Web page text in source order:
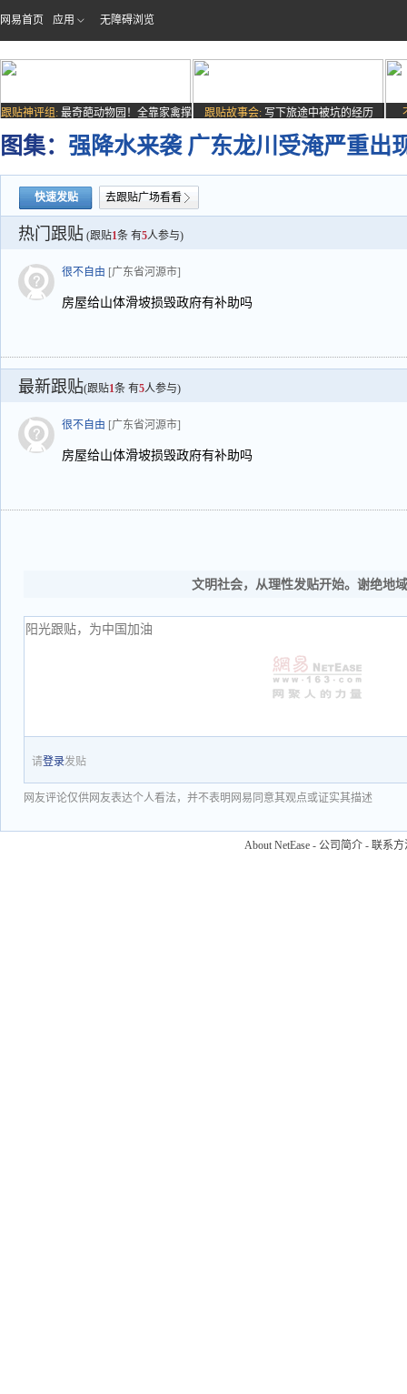
网易首页 应用 无障碍浏览
跟贴神评组: 最奇葩动物园！全靠家禽撑
场子
跟贴故事会: 写下旅途中被坑的经历
图集： 强降水来袭 广东龙川受淹严重出
快速发贴 去跟贴广场看看
热门跟贴 (跟贴1条 有5人参与)
很不自由 [广东省河源市]
房屋给山体滑坡损毁政府有补助吗
最新跟贴(跟贴1条 有5人参与)
很不自由 [广东省河源市]
房屋给山体滑坡损毁政府有补助吗
文明社会，从理性发贴开始。谢绝地
请登录发贴
网友评论仅供网友表达个人看法，并不表明网易同意其观点或证实其描述
About NetEase - 公司简介 - 联系方